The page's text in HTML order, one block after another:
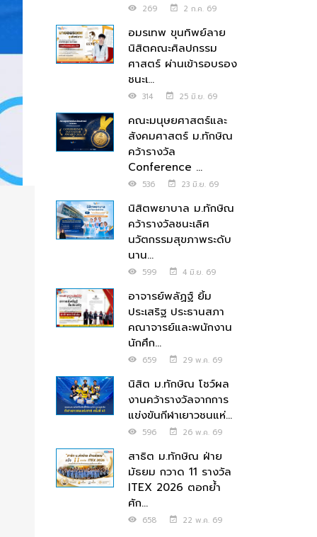
269 2 ก.ค. 69
อมรเทพ ขุนทิพย์ลาย
นิสิตคณะศิลปกรรม
ศาสตร์ ผ่านเข้ารอบรอง
ชนะเ...
314 25 มิ.ย. 69
คณะมนุษยศาสตร์และ
สังคมศาสตร์ ม.ทักษิณ
คว้ารางวัล
Conference ...
536 23 มิ.ย. 69
นิสิตพยาบาล ม.ทักษิณ
คว้ารางวัลชนะเลิศ
นวัตกรรมสุขภาพระดับ
นาน...
599 4 มิ.ย. 69
อาจารย์พลัฏฐ์ ยิ้ม
ประเสริฐ ประธานสภา
คณาจารย์และพนักงาน
นักศึก...
659 29 พ.ค. 69
นิสิต ม.ทักษิณ โชว์ผล
งานคว้ารางวัลจากการ
แข่งขันกีฬาเยาวชนแห่...
596 26 พ.ค. 69
สาธิต ม.ทักษิณ ฝ่าย
มัธยม กวาด 11 รางวัล
ITEX 2026 ตอกย้ำ
ศัก...
658 22 พ.ค. 69